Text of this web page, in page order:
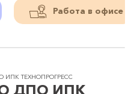
Работа в офисе
ИПК ТЕХНОПРОГРЕСС
ДПО ИПК